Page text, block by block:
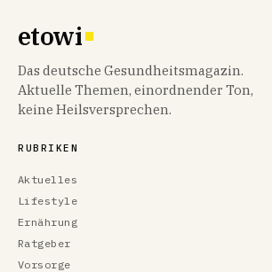
etowi
Das deutsche Gesundheitsmagazin.
Aktuelle Themen, einordnender Ton,
keine Heilsversprechen.
RUBRIKEN
Aktuelles
Lifestyle
Ernährung
Ratgeber
Vorsorge